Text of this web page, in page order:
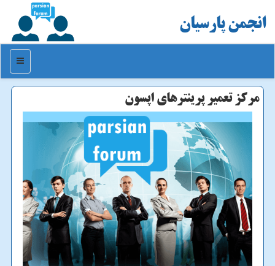
انجمن پارسیان
منو
مركز تعمیر پرینترهای اپسون